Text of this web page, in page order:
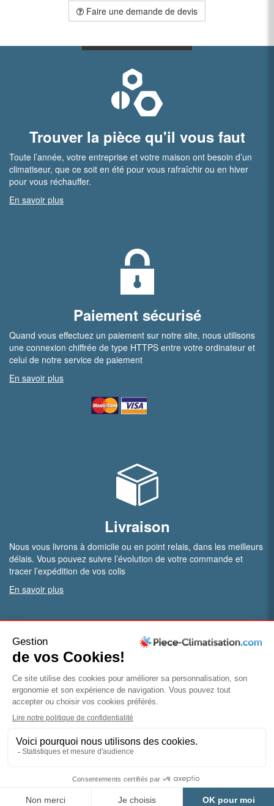
Faire une demande de devis
Trouver la pièce qu'il vous faut
Toute l’année, votre entreprise et votre maison ont besoin d’un
climatiseur, que ce soit en été pour vous rafraîchir ou en hiver
pour vous réchauffer.
En savoir plus
Paiement sécurisé
Quand vous effectuez un paiement sur notre site, nous utilisons
une connexion chiffrée de type HTTPS entre votre ordinateur et
celui de notre service de paiement
En savoir plus
Livraison
Nous vous livrons à domicile ou en point relais, dans les meilleurs
délais. Vous pouvez suivre l’évolution de votre commande et
tracer l’expédition de vos colis
En savoir plus
Vous êtes professionnel ?
Bénéficiez de conditions particulières en ouvrant un compte
pro
Mentions légales|Conditions
générales de vente| Politique de confidentialité